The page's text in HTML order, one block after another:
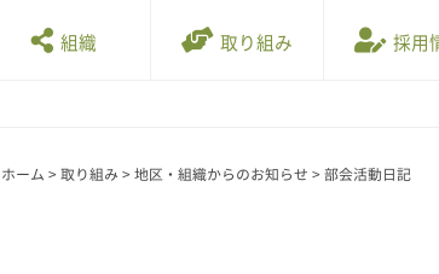
組織 取り組み 採用
ホーム > 取り組み > 地区・組織からのお知らせ > 部会活動日記